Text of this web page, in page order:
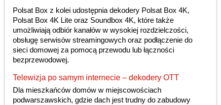
Polsat Box z kolei udostępnia dekodery Polsat Box 4K,
Polsat Box 4K Lite oraz Soundbox 4K, które także
umożliwiają odbiór kanałów w wysokiej rozdzielczości,
obsługę serwisów streamingowych oraz podłączenie do
sieci domowej za pomocą przewodu lub łączności
bezprzewodowej.
Telewizja po samym internecie – dekodery OTT
Dla mieszkańców domów w miejscowościach
podwarszawskich, gdzie dach jest trudny do zabudowy